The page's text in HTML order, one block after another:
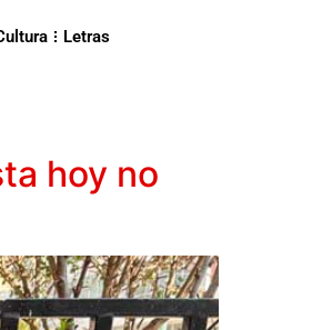
Letras
hoy no